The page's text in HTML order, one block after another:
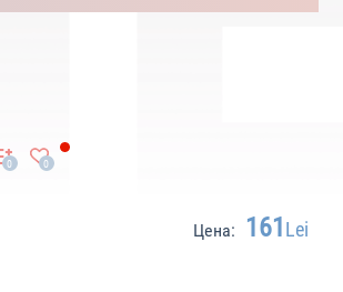
0 0
Цена: 161 Lei